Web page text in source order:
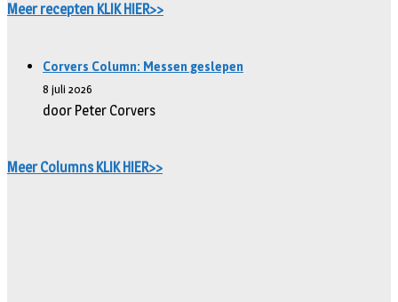
Meer recepten KLIK HIER>>
Corvers Column: Messen geslepen
8 juli 2026
door Peter Corvers
Meer Columns KLIK HIER>>